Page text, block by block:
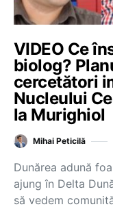
VIDEO Ce
biolog?
cercetători
Nucleului
la Murighiol
Mihai Peticilă
Dunărea adună
ajung în Delta
să vedem